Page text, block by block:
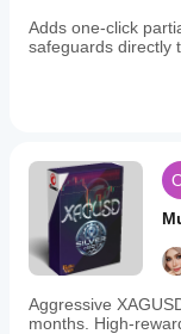
input
in
Scanner
includes
an
optional
Telegram
alert
system
that
sends
Adds one-click
safeguards directly
Aggressive
months. High-